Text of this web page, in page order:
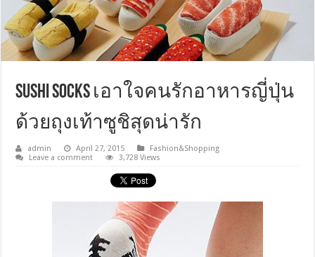
Sushi Socks เอาใจคนรักอาหารญี่ปุ่น
ด้วยถุงเท้าซูชิสุดน่ารัก
admin April 27, 2015
Fashion&Shopping
Leave a comment
3,728 Views